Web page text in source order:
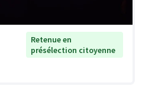
Retenue en
présélection citoyenne